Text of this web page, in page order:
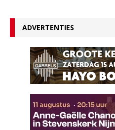
ADVERTENTIES